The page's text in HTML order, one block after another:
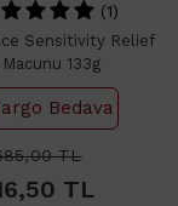
(1)
Sensitivity Relief
Macunu 133g
Bedava
TL
TL